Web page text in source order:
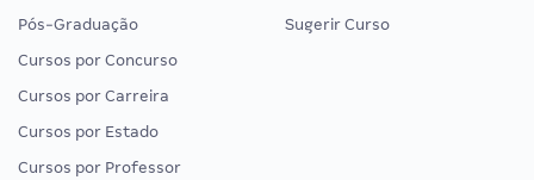
Pós-Graduação
Cursos por Concurso
Cursos por Carreira
Cursos por Estado
Cursos por Professor
Sugerir Curso